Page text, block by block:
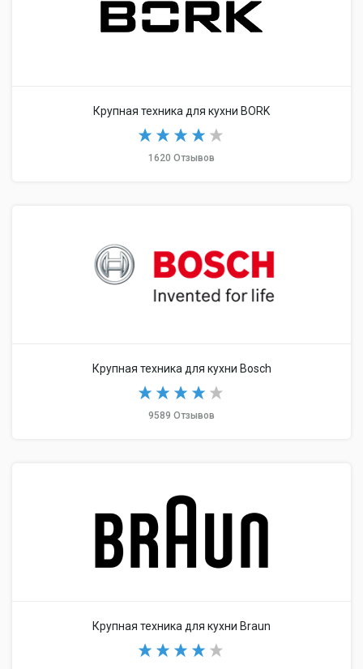
Крупная техника для кухни BORK
1620 Отзывов
Крупная техника для кухни Bosch
9589 Отзывов
Крупная техника для кухни Braun